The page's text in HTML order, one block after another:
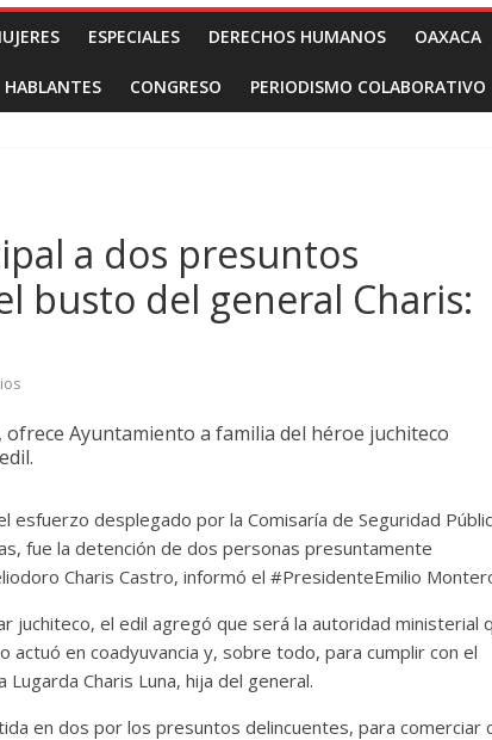
ESPECIALES DERECHOS HUMANOS OAXACA
HABLANTES CONGRESO PERIODISMO COLABORATIVO
a dos presuntos
busto del general Charis:
Ayuntamiento a familia del héroe juchiteco
desplegado por la Comisaría de Seguridad
fue la detención de dos personas presuntamente
Charis Castro, informó el #PresidenteEmilio
juchiteco, el edil agregó que será la autoridad ministerial
actuó en coadyuvancia y, sobre todo, para cumplir con el
Charis Luna, hija del general.
en dos por los presuntos delincuentes, para comerciar